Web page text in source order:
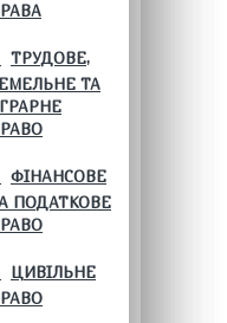
ТРУДОВЕ,
ТА
ФІНАНСОВЕ
ПОДАТКОВЕ
ЦИВІЛЬНЕ